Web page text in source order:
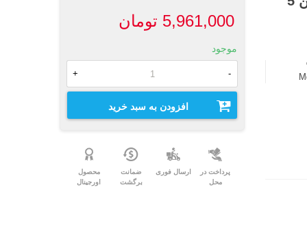
5,961,000 تومان
موجود
-
+
افزودن به سبد خرید
پرداخت در
محل
ارسال فوری
ضمانت
برگشت
محصول
اورجینال